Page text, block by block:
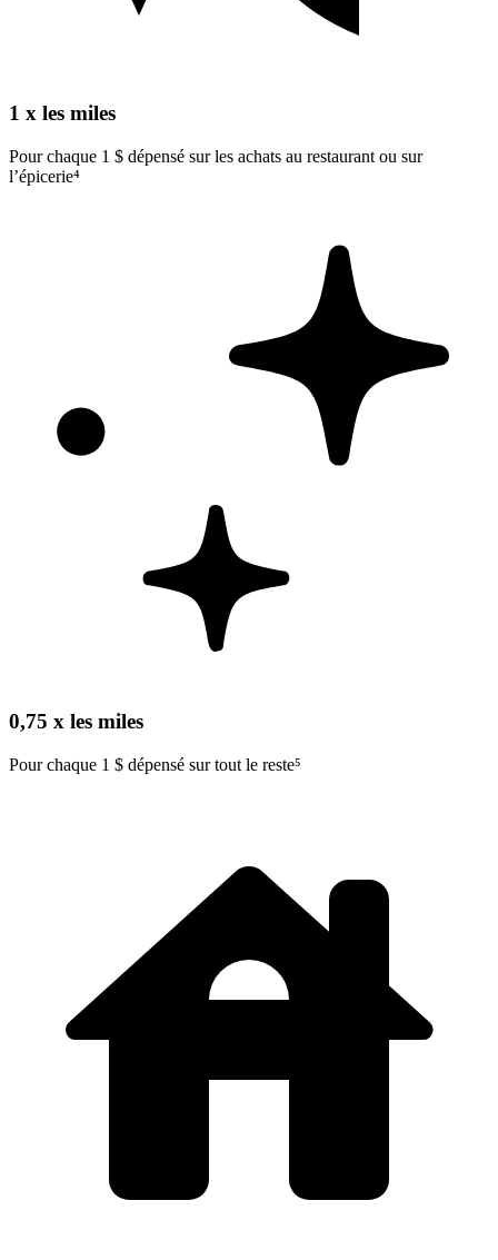
1 x les miles
Pour chaque 1 $ dépensé sur les achats au restaurant ou sur
l’épicerie⁴
0,75 x les miles
Pour chaque 1 $ dépensé sur tout le reste⁵